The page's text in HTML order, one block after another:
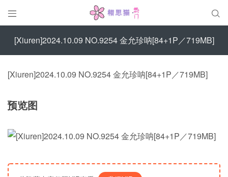
 
[Xiuren]2024.10.09 NO.9254 金允珍呐[84+1P／719MB]
[Xiuren]2024.10.09 NO.9254 金允珍呐[84+1P／719MB]
预览图